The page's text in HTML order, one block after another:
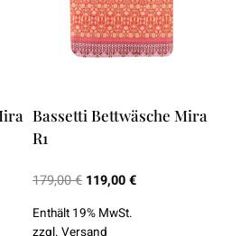
Bassetti Bettwäsche Mira
R1
179,00€ Ursprünglicher
war:
119,00€Aktueller
Enthält 19% MwSt.
zzgl. Versand